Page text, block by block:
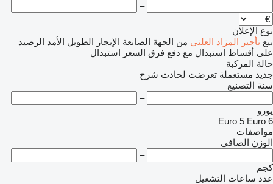
–
نوع الإعلان
بيع تأجير المزاد العلني من الجهة الصانعة الإيجار الطويل الأمد الرصيد
على أقساط استبدال مع دفع فرق السعر استبدال
حالة المركبة
جديد مستعملة تعرضت لحادث شرح
سنة التصنيع
–
يورو
Euro 5 Euro 6
مواصفات
الوزن الصافي
–
كجم
عدد ساعات التشغيل